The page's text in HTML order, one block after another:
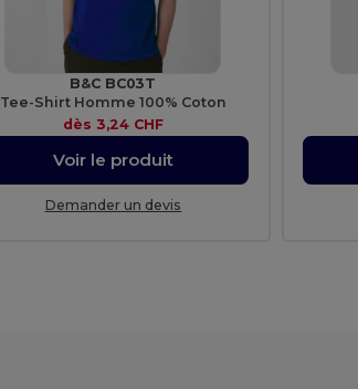
B&C BC03T
Tee-Shirt Homme 100% Coton
dès 3,24 CHF
Voir le produit
Demander un devis